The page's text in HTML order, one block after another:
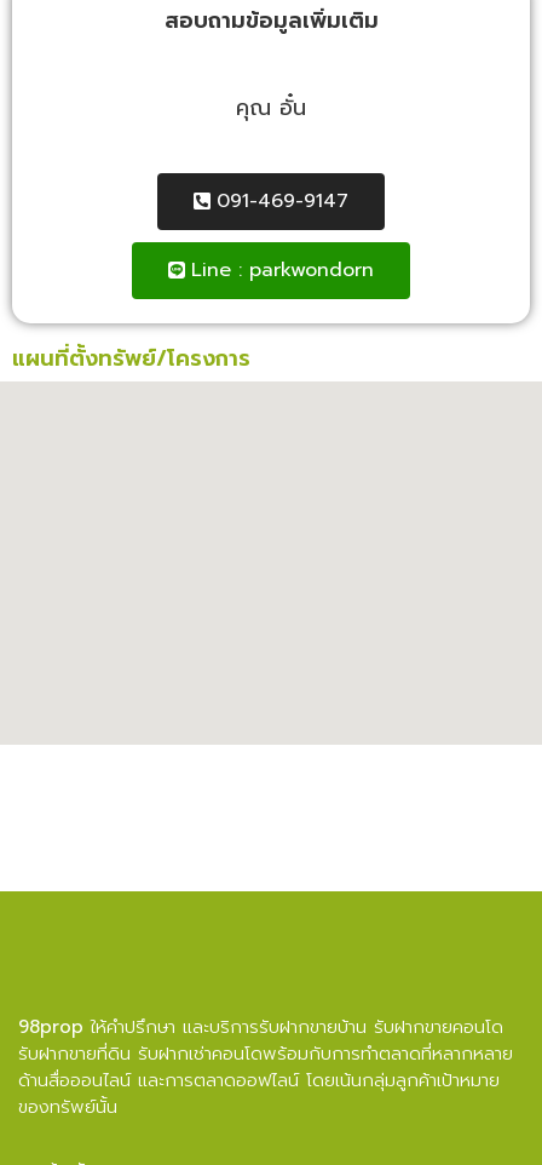
สอบถามข้อมูลเพิ่มเติม
คุณ อั๋น
091-469-9147
Line : parkwondorn
แผนที่ตั้งทรัพย์/โครงการ
98prop ให้คำปรึกษา และบริการรับฝากขายบ้าน รับฝากขายคอนโด
รับฝากขายที่ดิน รับฝากเช่าคอนโดพร้อมกับการทำตลาดที่หลากหลาย
ด้านสื่อออนไลน์ และการตลาดออฟไลน์ โดยเน้นกลุ่มลูกค้าเป้าหมาย
ของทรัพย์นั้น